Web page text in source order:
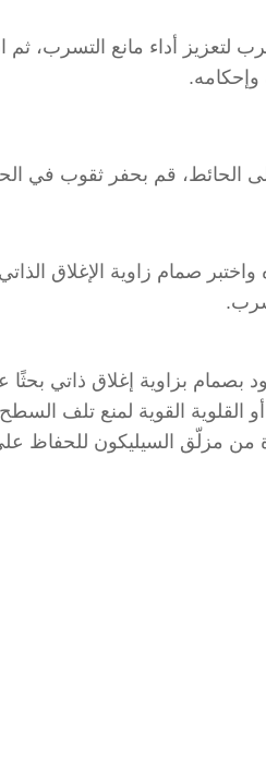
أداء مانع التسرب، ثم
وإحكامه.
الحائط، قم بحفر ثقوب في
واختبر صمام زاوية الإغلاق
بزاوية إغلاق ذاتي بحثًا
القوية لمنع تلف السطح
من مزلّق السيليكون للحفاظ